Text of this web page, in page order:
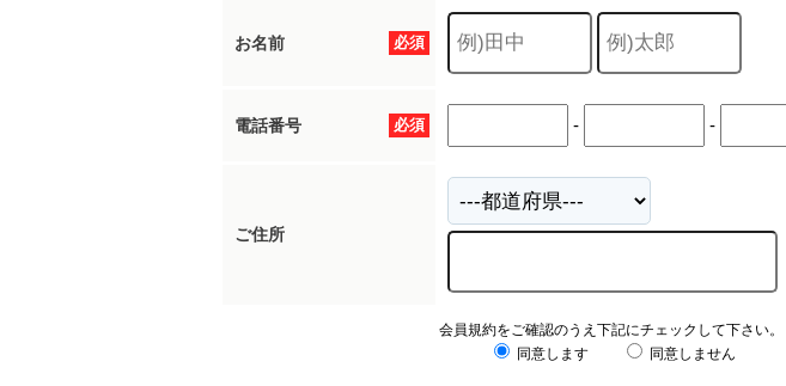
必須
お名前
必須
電話番号 - -
ご住所
会員規約をご確認のうえ下記にチェックして下さい。
同意します
同意しません